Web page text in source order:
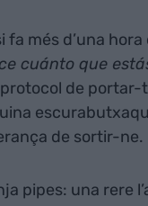
més d’una
cuánto que
de
de sortir-ne.
pipes: una rere